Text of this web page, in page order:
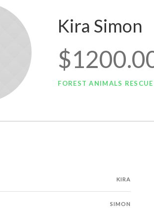
Kira Simon
FOREST ANIMALS RESCUE
KIRA
SIMON